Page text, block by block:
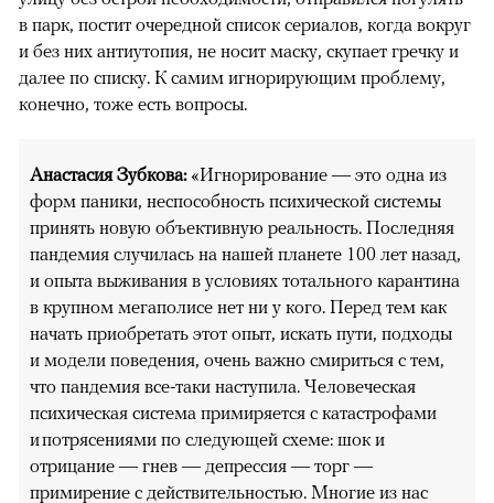
в парк, постит очередной список сериалов, когда вокруг
и без них антиутопия, не носит маску, скупает гречку и
далее по списку. К самим игнорирующим проблему,
конечно, тоже есть вопросы.
Анастасия Зубкова: «Игнорирование — это одна из
форм паники, неспособность психической системы
принять новую объективную реальность. Последняя
пандемия случилась на нашей планете 100 лет назад,
и опыта выживания в условиях тотального карантина
в крупном мегаполисе нет ни у кого. Перед тем как
начать приобретать этот опыт, искать пути, подходы
и модели поведения, очень важно смириться с тем,
что пандемия все-таки наступила. Человеческая
психическая система примиряется с катастрофами
и потрясениями по следующей схеме: шок и
отрицание — гнев — депрессия — торг —
примирение с действительностью. Многие из нас